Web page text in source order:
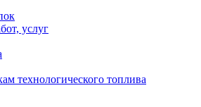
услуг
технологического топлива